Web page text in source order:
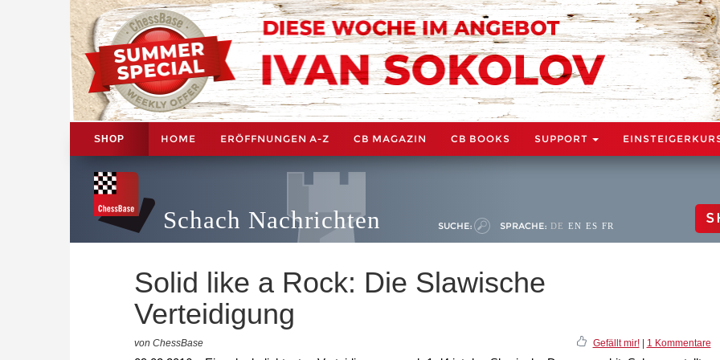
SHOP HOME ERÖFFNUNGEN A-Z CB MAGAZIN CB BOOKS SUPPORT
Schach Nachrichten SUCHE: SPRACHE: DE EN ES FR
Solid like a Rock: Die Slawische
Verteidigung
von ChessBase Gefällt mir!| 1 Kommentare